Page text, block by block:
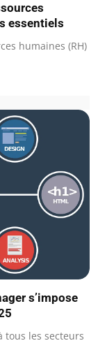
essentiels
humaines (RH)
s’impose
tous les secteurs